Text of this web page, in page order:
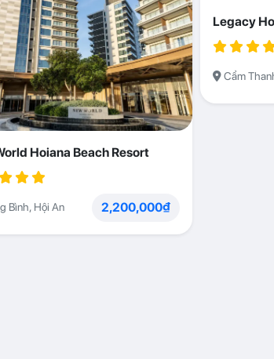
Hoiana Beach Resort
Bình, Hội An 2,200,000₫
Legacy
Cẩm